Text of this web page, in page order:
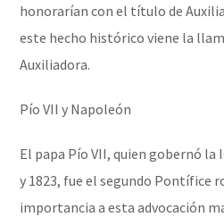
honorarían con el título de
este hecho histórico viene la
Auxiliadora.
Pío VII y Napoleón
El papa Pío VII, quien gobernó
y 1823, fue el segundo Pontífice
importancia a esta advocación